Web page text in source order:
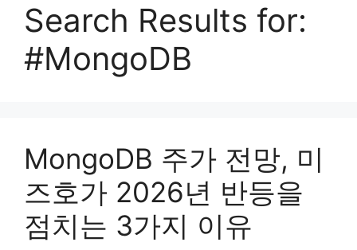
Search Results for:
#MongoDB
MongoDB 주가 전망, 미
즈호가 2026년 반등을
점치는 3가지 이유